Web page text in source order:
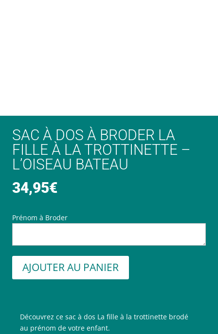
SAC À DOS À BRODER LA
FILLE À LA TROTTINETTE –
L’OISEAU BATEAU
34,95€
Prénom à Broder
AJOUTER AU PANIER
Découvrez ce sac à dos La fille à la trottinette brodé
au prénom de votre enfant.